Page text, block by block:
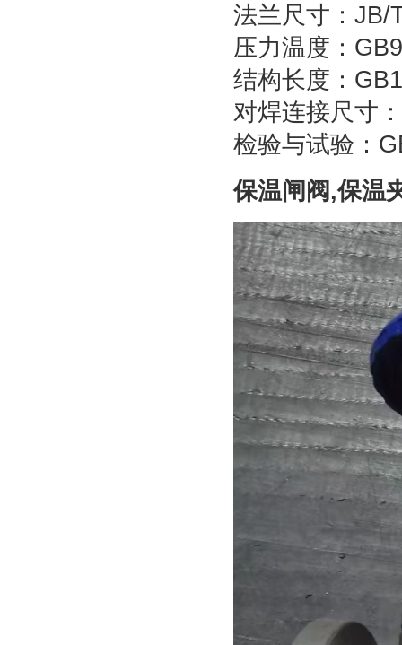
法兰尺寸：
压力温度：
结构长度：
对焊连接尺寸
检验与试验：
保温闸阀,保温